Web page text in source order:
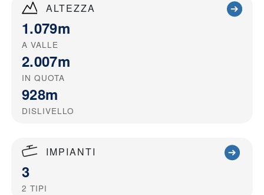
ALTEZZA
1.079m
A VALLE
2.007m
IN QUOTA
928m
DISLIVELLO
IMPIANTI
3
2 TIPI